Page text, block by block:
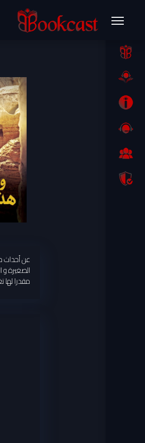
عن أحداث
الصغيرة و
مقدرا لها